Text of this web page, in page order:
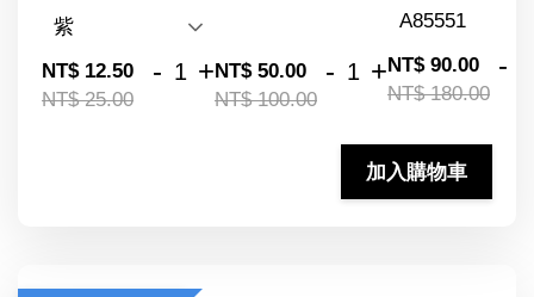
NT$ 12.50
NT$ 25.00
- +NT$ 50.00
NT$ 100.00
- +NT$ 90.00
NT$ 180.00
-
加入購物車